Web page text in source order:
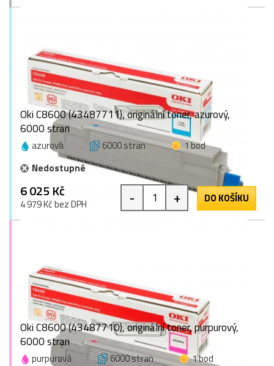
Oki C8600 (43487711), originální toner, azurový,
6000 stran
azurová 6000 stran
1 bod
Nedostupné
6 025 Kč
4 979 Kč bez DPH - + DO KOŠÍKU
Oki C8600 (43487710), originální toner, purpurový,
6000 stran
purpurová 6000 stran
1 bod